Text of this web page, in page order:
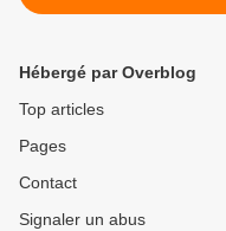
Andrée OGER soutient
Hébergé par Overblog
Top articles
Pages
Contact
Signaler un abus